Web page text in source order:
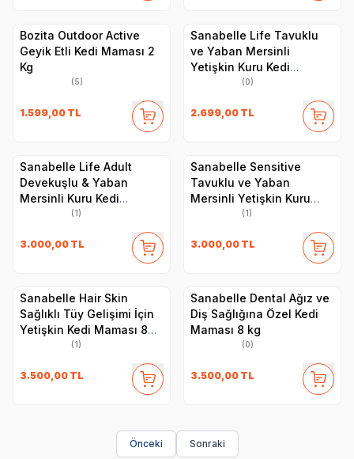
Bozita Outdoor Active
Geyik Etli Kedi Maması 2
Kg
(5)
1.599,00 TL
Sanabelle Life Tavuklu
ve Yaban Mersinli
Yetişkin Kuru Kedi
Maması 8 Kg
(0)
2.699,00 TL
Sanabelle Life Adult
Devekuşlu & Yaban
Mersinli Kuru Kedi
Maması 8 kg
(1)
3.000,00 TL
Sanabelle Sensitive
Tavuklu ve Yaban
Mersinli Yetişkin Kuru
Kedi Maması 8 Kg
(1)
3.000,00 TL
Sanabelle Hair Skin
Sağlıklı Tüy Gelişimi İçin
Yetişkin Kedi Maması 8
(1)
3.500,00 TL
Sanabelle Dental Ağız ve
Diş Sağlığına Özel Kedi
Maması 8 kg
(0)
3.500,00 TL
Önceki Sonraki